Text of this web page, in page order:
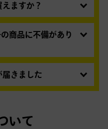
ますか？
も販売いたしており
。商品に不備があり
ますので、まずはご
い合わせください。
履歴より「出品者へ
届きました
されていないか、ま
問い合わせ願いま
いて